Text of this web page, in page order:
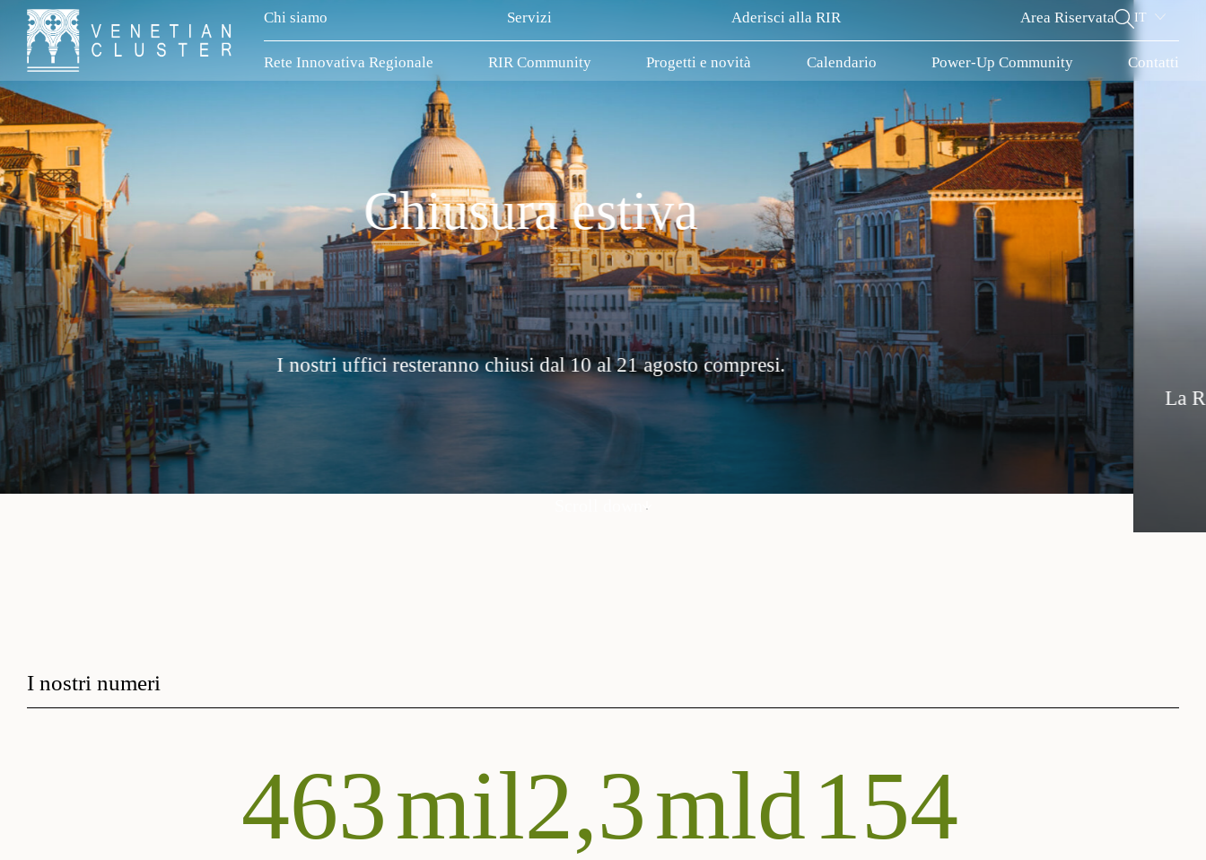
Chi siamo Servizi Aderisci alla RIR Area Riservata IT
Rete Innovativa Regionale RIR Community Progetti e novità Calendario Power-Up Community Contatti
compresi.
Chi siamo
Chi siamo
La Rete Innovativa Regionale Venetian Cluster, nasce per sviluppare a livello
pubblico privata dei settori creativi, culturali e del
I nostri numeri
570mil2,3mld190